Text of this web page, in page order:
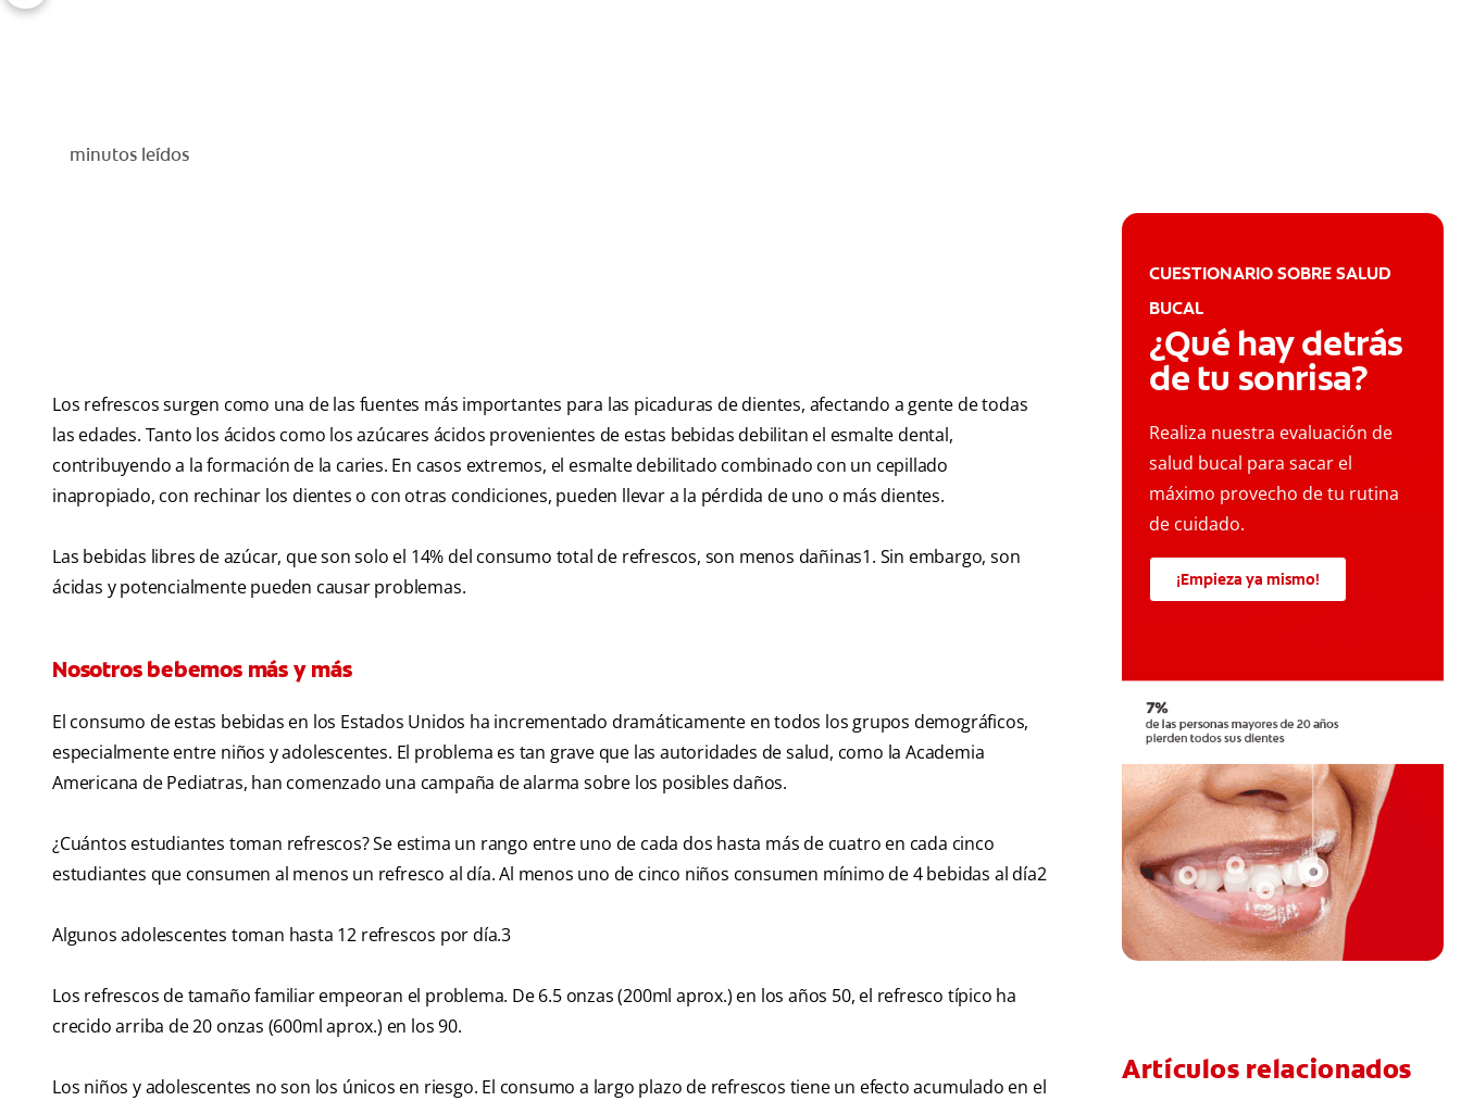
minutos leídos
Los refrescos surgen como una de las fuentes más importantes para las picaduras de dientes, afectando a gente de todas
las edades. Tanto los ácidos como los azúcares ácidos provenientes de estas bebidas debilitan el esmalte dental,
contribuyendo a la formación de la caries. En casos extremos, el esmalte debilitado combinado con un cepillado
inapropiado, con rechinar los dientes o con otras condiciones, pueden llevar a la pérdida de uno o más dientes.
Las bebidas libres de azúcar, que son solo el 14% del consumo total de refrescos, son menos dañinas1. Sin embargo, son
ácidas y potencialmente pueden causar problemas.
Nosotros bebemos más y más
El consumo de estas bebidas en los Estados Unidos ha incrementado dramáticamente en todos los grupos demográficos,
especialmente entre niños y adolescentes. El problema es tan grave que las autoridades de salud, como la Academia
Americana de Pediatras, han comenzado una campaña de alarma sobre los posibles daños.
¿Cuántos estudiantes toman refrescos? Se estima un rango entre uno de cada dos hasta más de cuatro en cada cinco
estudiantes que consumen al menos un refresco al día. Al menos uno de cinco niños consumen mínimo de 4 bebidas al día2
Algunos adolescentes toman hasta 12 refrescos por día.3
Los refrescos de tamaño familiar empeoran el problema. De 6.5 onzas (200ml aprox.) en los años 50, el refresco típico ha
crecido arriba de 20 onzas (600ml aprox.) en los 90.
Los niños y adolescentes no son los únicos en riesgo. El consumo a largo plazo de refrescos tiene un efecto acumulado en el
CUESTIONARIO SOBRE SALUD
BUCAL
¿Qué hay detrás
de tu sonrisa?
Realiza nuestra evaluación de
salud bucal para sacar el
máximo provecho de tu rutina
de cuidado.
¡Empieza ya mismo!
Artículos relacionados